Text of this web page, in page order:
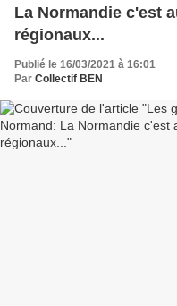
La Normandie c'est
régionaux...
Publié le 16/03/2021 à 16:01
Par Collectif BEN